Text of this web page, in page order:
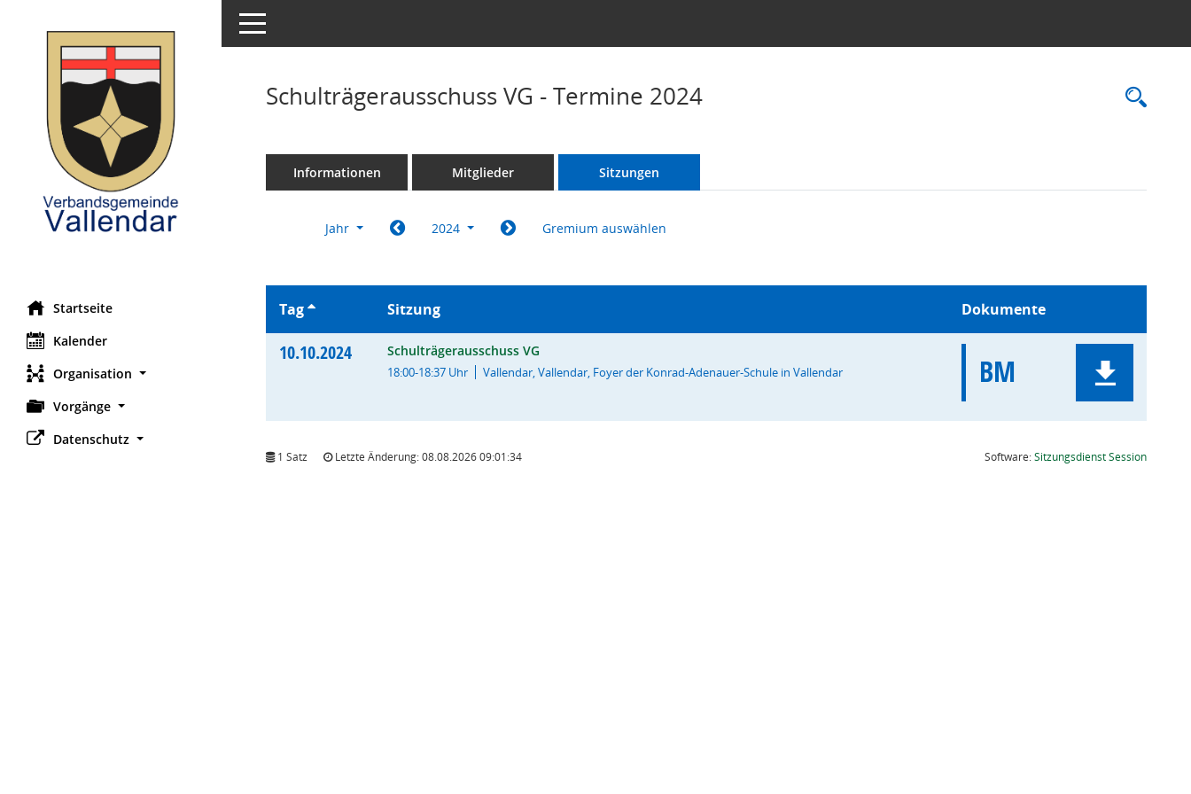
Startseite
Kalender
Organisation
Vorgänge
Datenschutz
Toggle navigation
Schulträgerausschuss VG - Termine 2024
Informationen Mitglieder Sitzungen
Jahr 2024 Gremium auswählen
Tag Sitzung Dokumente
10.10.2024 Schulträgerausschuss VG
18:00-18:37 Uhr Vallendar, Vallendar, Foyer der Konrad-Adenauer-Schule in Vallendar BM
1 Satz Letzte Änderung: 08.08.2026 09:01:34 Software:SitzungsdienstSession(Wird in